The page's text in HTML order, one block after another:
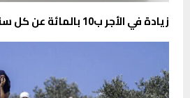
زيادة في الأجر ب10 بالمائة عن كل سنة تعليم إضافية